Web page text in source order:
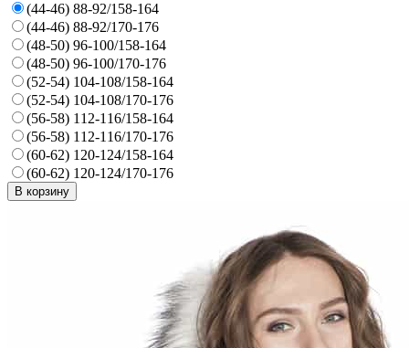
(44-46) 88-92/158-164
(44-46) 88-92/170-176
(48-50) 96-100/158-164
(48-50) 96-100/170-176
(52-54) 104-108/158-164
(52-54) 104-108/170-176
(56-58) 112-116/158-164
(56-58) 112-116/170-176
(60-62) 120-124/158-164
(60-62) 120-124/170-176
В корзину